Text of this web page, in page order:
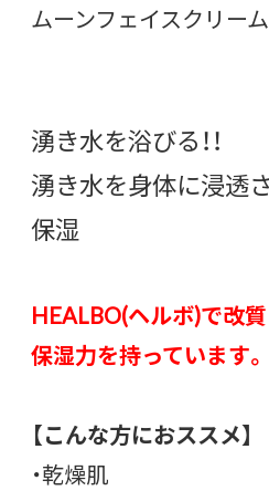
ムーンフェイスクリー
湧き水を浴びる！！
湧き水を身体に浸透
保湿
HEALBO(ヘルボ)で改
保湿力を持っています。
【こんな方におススメ】
・乾燥肌